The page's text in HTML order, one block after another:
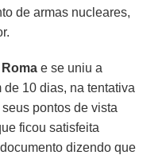
de armas nucleares,
Roma e se uniu a
10 dias, na tentativa
pontos de vista
ficou satisfeita
dizendo que